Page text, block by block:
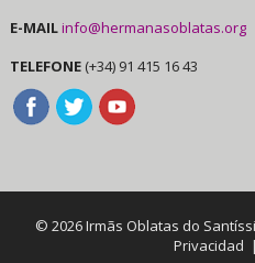
E-MAILinfo@hermanasoblatas.org
TELEFONE (+34) 91 415 16 43
© 2026 Irmãs Oblatas do
Privacidad |